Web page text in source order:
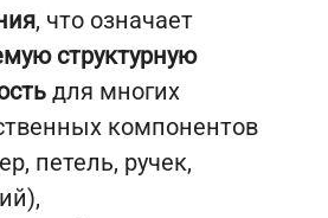
, что означает
структурную
для многих
компонентов
петель, ручек,